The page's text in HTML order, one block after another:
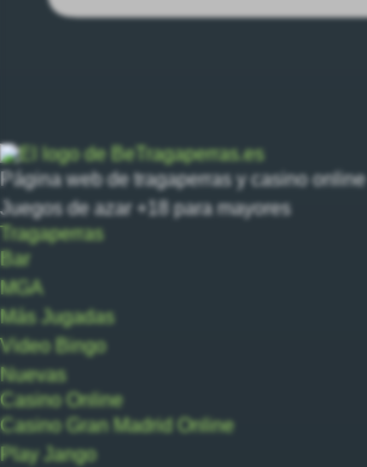
Página web de tragaperras y casino online
Juegos de azar +18 para mayores
Tragaperras
Bar
MGA
Más Jugadas
Video Bingo
Nuevas
Casino Online
Casino Gran Madrid Online
Play Jango